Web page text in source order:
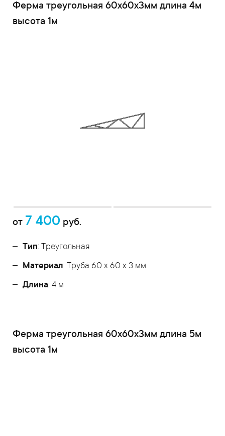
Ферма треугольная 60x60x3мм длина 4м
высота 1м
от 7 400 руб.
Тип: Треугольная
Материал: Труба 60 x 60 x 3 мм
Длина: 4 м
Ферма треугольная 60x60x3мм длина 5м
высота 1м